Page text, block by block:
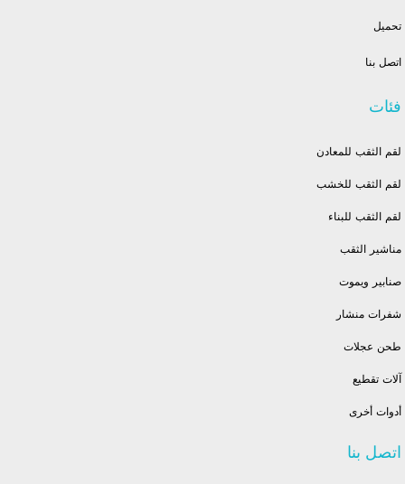
تحميل
اتصل بنا
فئات
لقم الثقب للمعادن
لقم الثقب للخشب
لقم الثقب للبناء
مناشير الثقب
صنابير ويموت
شفرات منشار
طحن عجلات
آلات تقطيع
أدوات أخرى
اتصل بنا